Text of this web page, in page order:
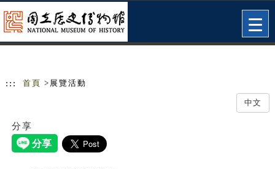
::: 首頁 >展覽活動
中文
分享